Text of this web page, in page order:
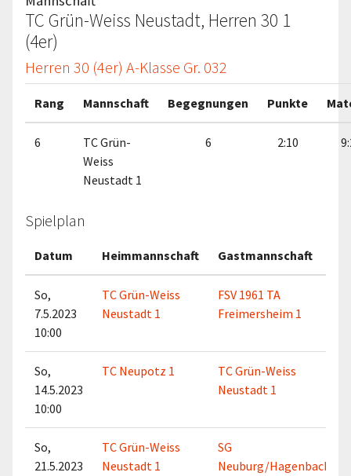
TC Grün-Weiss Neustadt, Herren 30 1
(4er)
Herren 30 (4er) A-Klasse Gr. 032
Rang Mannschaft Begegnungen Punkte
6
TC Grün-
Weiss
Neustadt 1
6 2:10
Spielplan
Datum Heimmannschaft Gastmannschaft
So,
7.5.2023
10:00
TC Grün-Weiss
Neustadt 1
FSV 1961 TA
Freimersheim 1
So,
14.5.2023
10:00
TC Neupotz 1
TC Grün-Weiss
Neustadt 1
So,
21.5.2023
TC Grün-Weiss
Neustadt 1
SG
Neuburg/Hagenbach